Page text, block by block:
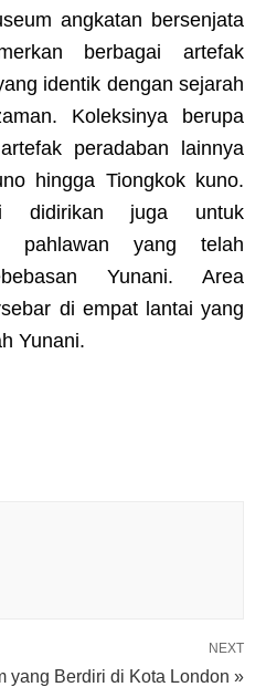
angkatan bersenjata
berbagai artefak
identik dengan sejarah
Koleksinya berupa
peradaban lainnya
hingga Tiongkok kuno.
didirikan juga untuk
pahlawan yang telah
Yunani. Area
di empat lantai yang
Yunani.
NEXT
yang Berdiri di Kota London »